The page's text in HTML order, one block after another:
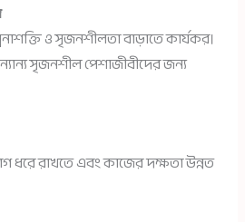
ও সৃজনশীলতা বাড়াতে কার্যকর।
সৃজনশীল পেশাজীবীদের জন্য
ধরে রাখতে এবং কাজের দক্ষতা উন্নত